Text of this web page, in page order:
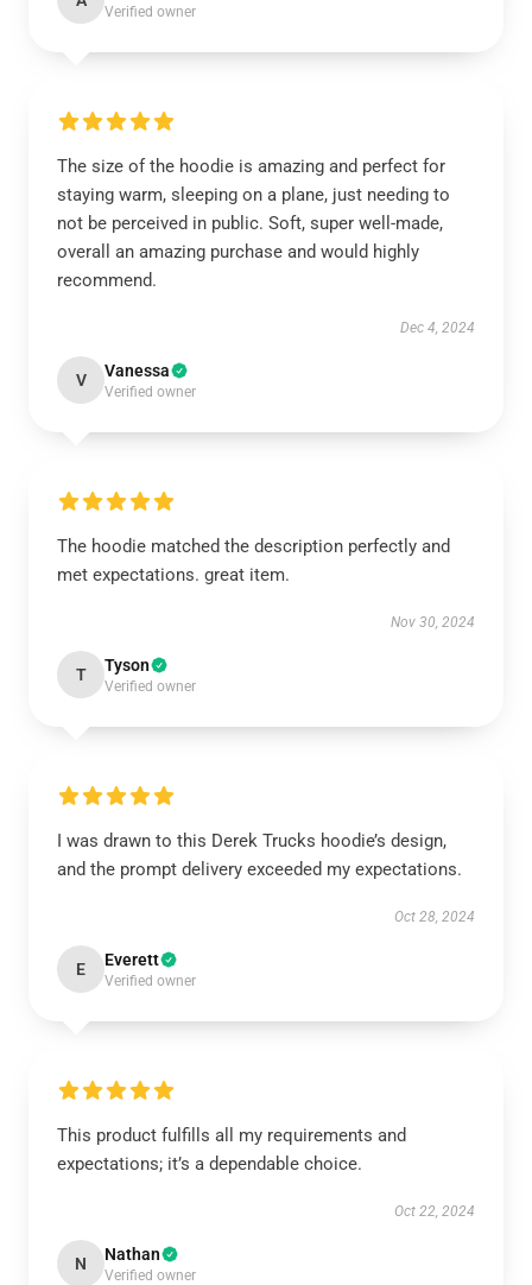
Verified owner
The size of the hoodie is amazing and perfect for
staying warm, sleeping on a plane, just needing to
not be perceived in public. Soft, super well-made,
overall an amazing purchase and would highly
recommend.
Dec 4, 2024
V Vanessa
Verified owner
The hoodie matched the description perfectly and
met expectations. great item.
Nov 30, 2024
T Tyson
Verified owner
I was drawn to this Derek Trucks hoodie’s design,
and the prompt delivery exceeded my expectations.
Oct 28, 2024
E Everett
Verified owner
This product fulfills all my requirements and
expectations; it’s a dependable choice.
Oct 22, 2024
N Nathan
Verified owner